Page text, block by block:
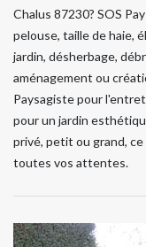
Chalus 87230? SOS
pelouse, taille de haie,
jardin, désherbage,
aménagement ou
Paysagiste pour
pour un jardin
privé, petit ou grand,
toutes vos attentes.